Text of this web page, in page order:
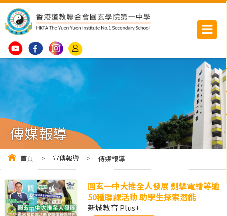
傳媒報導
首頁 > 宣傳報導 > 傳媒報導
圓玄一中大推全人發展 劍擊電繪等逾
50種聯課活動 助學生探索潛能
新城教育 Plus+